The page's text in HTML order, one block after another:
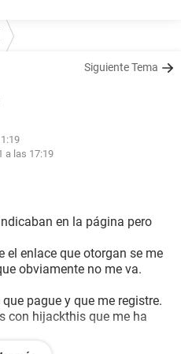
Siguiente Tema
a las 17:19
en la página pero
el enlace que otorgan se me
obviamente no me va.
pague y que me registre.
con hijackthis que me ha
v2.0.2